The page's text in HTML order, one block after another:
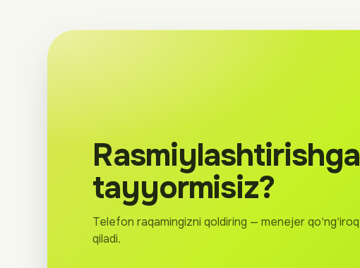
Rasmiylashtirishga
tayyormisiz?
Telefon raqamingizni qoldiring — menejer qo'ng'iroq
qiladi.